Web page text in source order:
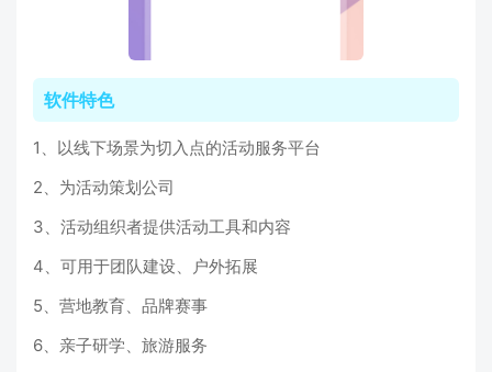
软件特色
1、以线下场景为切入点的活动服务平台
2、为活动策划公司
3、活动组织者提供活动工具和内容
4、可用于团队建设、户外拓展
5、营地教育、品牌赛事
6、亲子研学、旅游服务